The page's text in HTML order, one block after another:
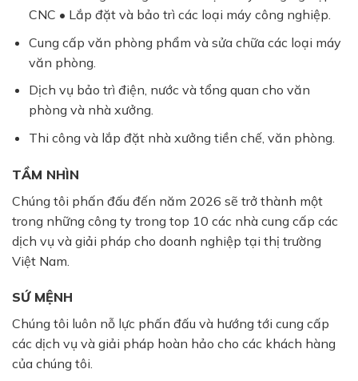
CNC • Lắp đặt và bảo trì các loại máy công nghiệp.
Cung cấp văn phòng phẩm và sửa chữa các loại máy
văn phòng.
Dịch vụ bảo trì điện, nước và tổng quan cho văn
phòng và nhà xưởng.
Thi công và lắp đặt nhà xưởng tiền chế, văn phòng.
TẦM NHÌN
Chúng tôi phấn đấu đến năm 2026 sẽ trở thành một
trong những công ty trong top 10 các nhà cung cấp các
dịch vụ và giải pháp cho doanh nghiệp tại thị trường
Việt Nam.
SỨ MỆNH
Chúng tôi luôn nỗ lực phấn đấu và hướng tới cung cấp
các dịch vụ và giải pháp hoàn hảo cho các khách hàng
của chúng tôi.